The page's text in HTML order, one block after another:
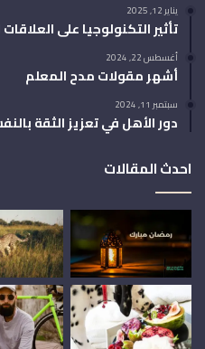
يناير 12, 2025
تأثير التكنولوجيا على
أغسطس 22, 2024
أشهر مقولات مدح المعلم
سبتمبر 11, 2024
دور الأهل في تعزيز الثقة
احدث المقالات